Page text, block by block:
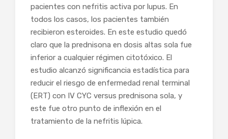
pacientes con nefritis activa por lupus. En
todos los casos, los pacientes también
recibieron esteroides. En este estudio quedó
claro que la prednisona en dosis altas sola fue
inferior a cualquier régimen citotóxico. El
estudio alcanzó significancia estadística para
reducir el riesgo de enfermedad renal terminal
(ERT) con IV CYC versus prednisona sola, y
este fue otro punto de inflexión en el
tratamiento de la nefritis lúpica.